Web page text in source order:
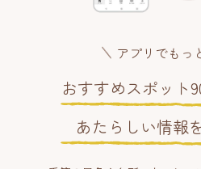
アプリでもっ
おすすめスポット
あたらしい情報